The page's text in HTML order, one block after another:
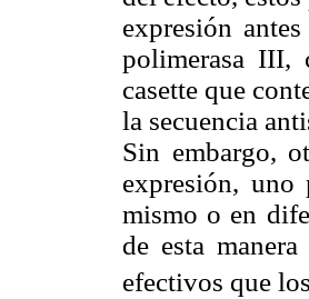
expresión
polimerasa III,
casette que
la secuencia
Sin embargo,
expresión, uno
mismo o en
de esta
efectivos que